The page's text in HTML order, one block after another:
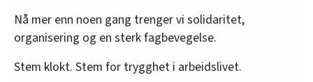
Nå mer enn noen gang trenger vi solidaritet,
organisering og en sterk fagbevegelse.
Stem klokt. Stem for trygghet i arbeidslivet.